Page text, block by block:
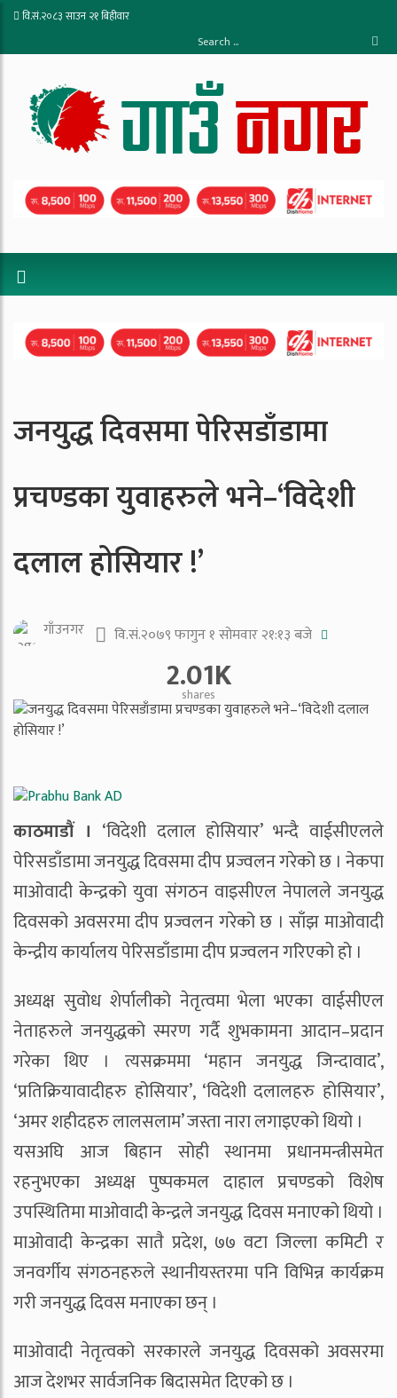
वि.सं.२०८३ साउन २१ बिहीवार
जनयुद्ध दिवसमा पेरिसडाँडामा
प्रचण्डका युवाहरुले भने–‘विदेशी
दलाल होसियार !’
गाँउनगर वि.सं.२०७९ फागुन १ सोमवार २१:१३ बजे
2.01K
shares
काठमाडौं । ‘विदेशी दलाल होसियार’ भन्दै वाईसीएलले
पेरिसडाँडामा जनयुद्ध दिवसमा दीप प्रज्वलन गरेको छ । नेकपा
माओवादी केन्द्रको युवा संगठन वाइसीएल नेपालले जनयुद्ध
दिवसको अवसरमा दीप प्रज्वलन गरेको छ । साँझ माओवादी
केन्द्रीय कार्यालय पेरिसडाँडामा दीप प्रज्वलन गरिएको हो ।
अध्यक्ष सुवोध शेर्पालीको नेतृत्वमा भेला भएका वाईसीएल
नेताहरुले जनयुद्धको स्मरण गर्दै शुभकामना आदान–प्रदान
गरेका थिए । त्यसक्रममा ‘महान जनयुद्ध जिन्दावाद’,
‘प्रतिक्रियावादीहरु होसियार’, ‘विदेशी दलालहरु होसियार’,
‘अमर शहीदहरु लालसलाम’ जस्ता नारा लगाइएको थियो ।
यसअघि आज बिहान सोही स्थानमा प्रधानमन्त्रीसमेत
रहनुभएका अध्यक्ष पुष्पकमल दाहाल प्रचण्डको विशेष
उपस्थितिमा माओवादी केन्द्रले जनयुद्ध दिवस मनाएको थियो ।
माओवादी केन्द्रका सातै प्रदेश, ७७ वटा जिल्ला कमिटी र
जनवर्गीय संगठनहरुले स्थानीयस्तरमा पनि विभिन्न कार्यक्रम
गरी जनयुद्ध दिवस मनाएका छन् ।
माओवादी नेतृत्वको सरकारले जनयुद्ध दिवसको अवसरमा
आज देशभर सार्वजनिक बिदासमेत दिएको छ ।